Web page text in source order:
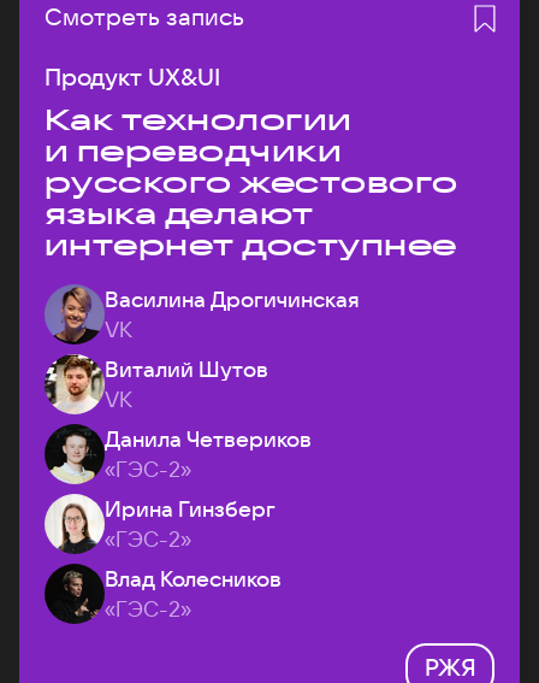
Смотреть запись
Продукт UX&UI
Как технологии
и переводчики
русского жестового
языка делают
интернет доступнее
Василина Дрогичинская
VK
Виталий Шутов
VK
Данила Четвериков
«ГЭС-2»
Ирина Гинзберг
«ГЭС-2»
Влад Колесников
«ГЭС-2»
РЖЯ